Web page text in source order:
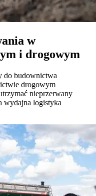
w
i drogowym
do budownictwa
drogowym
nieprzerwany
wydajna logistyka